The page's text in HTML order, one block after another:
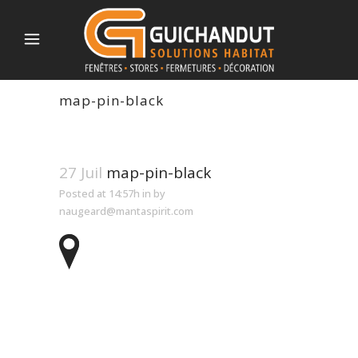
map-pin-black
27 Juil map-pin-black
Posted at 14:57h in by
naugeard@mantaspirit.com